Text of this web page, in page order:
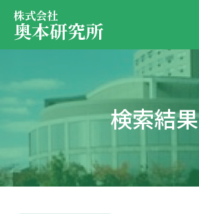
株式会社
奥本研究所
会社・決算情報
代表紹介
EN JP
お問い合わせ
検索結果